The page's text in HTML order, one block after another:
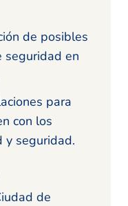
de posibles
seguridad en
para
con los
y seguridad.
de